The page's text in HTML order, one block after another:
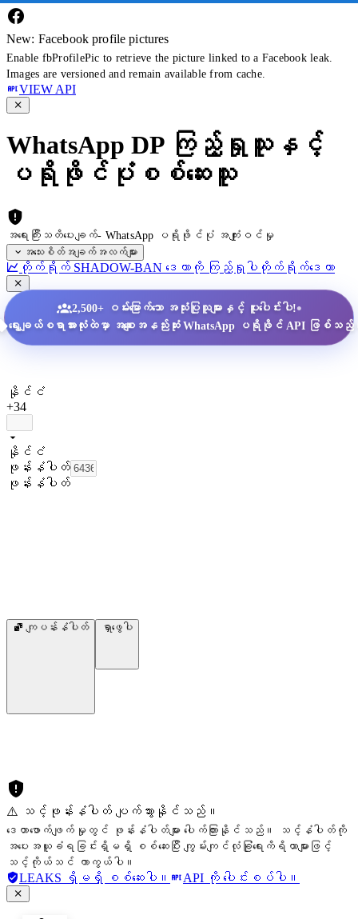
New: Facebook profile pictures
Enable fbProfilePic to retrieve the picture linked to a Facebook leak.
Images are versioned and remain available from cache.
VIEW API
WhatsApp DP ကြည့်ရှုသူနှင့်
ပရိုဖိုင်ပုံစစ်ဆေးသူ
အရေးကြီးသတိပေးချက်- WhatsApp ပရိုဖိုင်ပုံ အကျုံးဝင်မှု
အသေးစိတ်အချက်အလက်များ
တိုက်ရိုက် SHADOW-BAN ဒေတာကို ကြည့်ရှုပါ တိုက်ရိုက်ဒေတာ
2,500+ ဝမ်းမြောက်သော အသုံးပြုသူများနှင့် ပူးပေါင်းပါ!•
ရွေးချယ်စရာအားလုံးထဲမှာ အစျေးအနည်းဆုံး WhatsApp ပရိုဖိုင် API ဖြစ်သ
နိုင်ငံ
+34
နိုင်ငံ
ဖုန်းနံပါတ်
ဖုန်းနံပါတ်
ကျပန်းနံပါတ် ရှာဖွေပါ
⚠️ သင့်ဖုန်းနံပါတ် ပျက်သွားနိုင်သည်။
ဒေတာဖောက်ဖျက်မှုတွင် ဖုန်းနံပါတ်များ ပေါက်ကြားနိုင်သည်။ သင့်နံပါတ်ကို
အပေးအယူခံရခြင်းရှိမရှိ စစ်ဆေးပြီး ကျွမ်းကျင်လုံခြုံရေးကိရိယာများဖြင့်
သင့်ကိုယ်သင် ကာကွယ်ပါ။
LEAKS ရှိမရှိ စစ်ဆေးပါ။ API ကို ပေါင်းစပ်ပါ။